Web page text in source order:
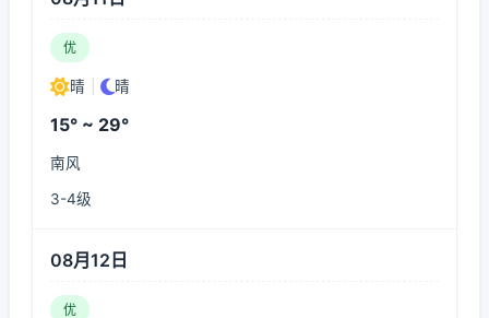
优
晴 晴
15° ~ 29°
南风
3-4级
08月12日
优